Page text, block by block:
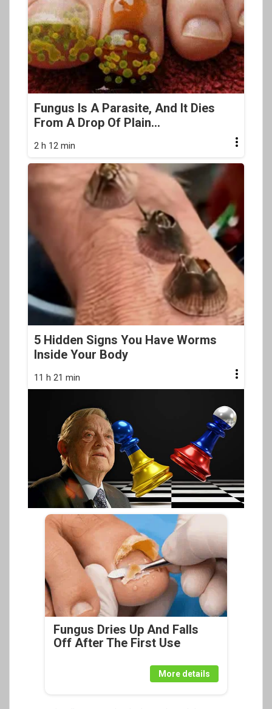
Fungus Is A Parasite, And It Dies
From A Drop Of Plain...
2 h 12 min
5 Hidden Signs You Have Worms
Inside Your Body
11 h 21 min
Fungus Dries Up And Falls
Off After The First Use
More details